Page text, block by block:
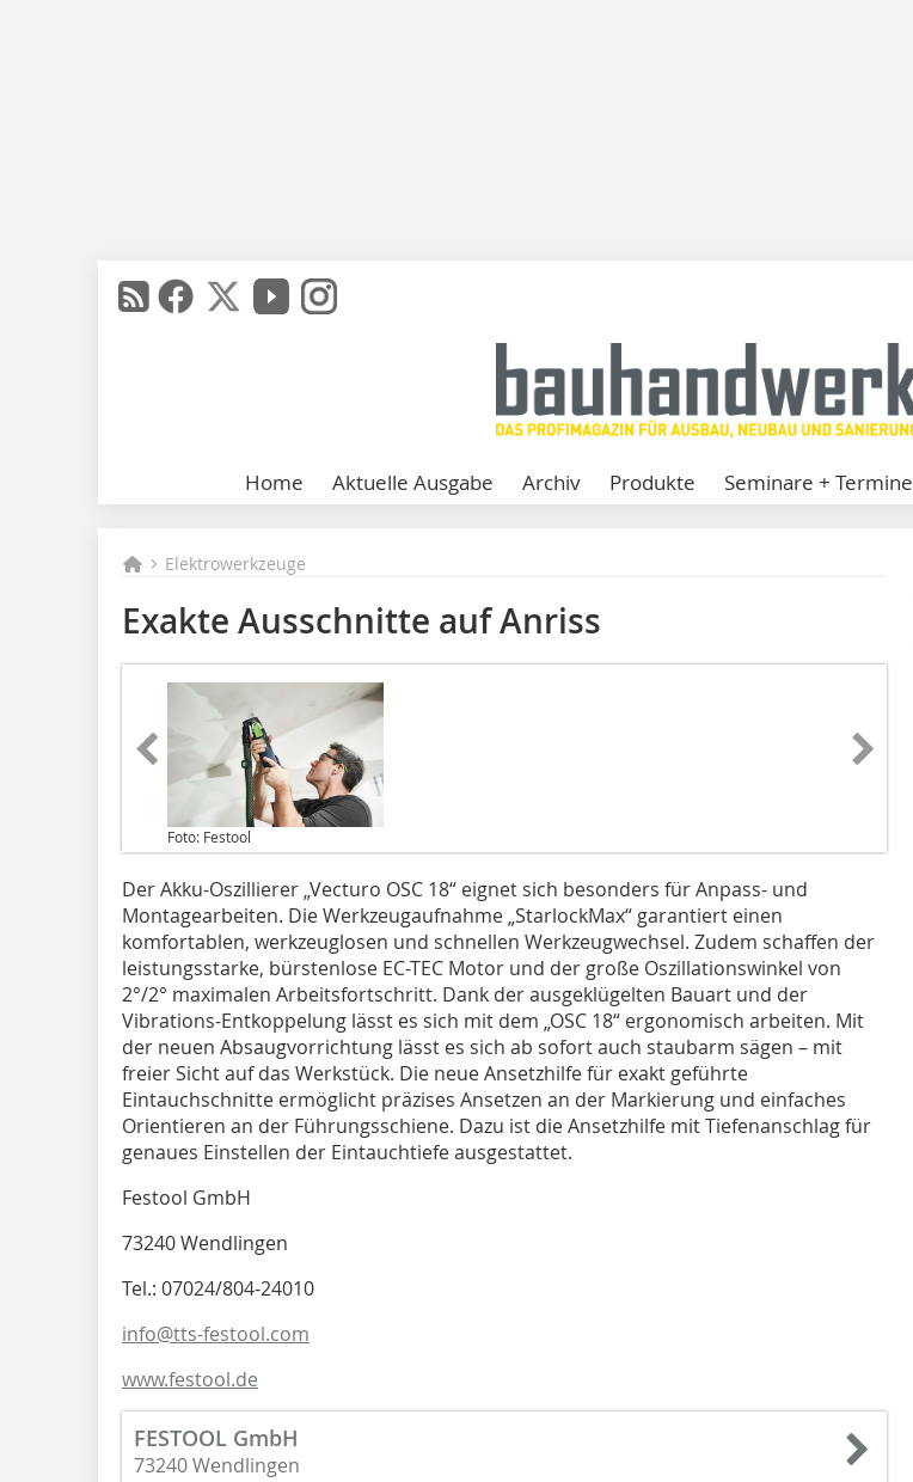
Home Aktuelle Ausgabe Archiv Produkte Seminare + Termine
Elektrowerkzeuge
Exakte Ausschnitte auf Anriss
Foto: Festool
Der Akku-Oszillierer „Vecturo OSC 18“ eignet sich besonders für Anpass- und
Montagearbeiten. Die Werkzeugaufnahme „StarlockMax“ garantiert einen
komfortablen, werkzeuglosen und schnellen Werkzeugwechsel. Zudem schaffen der
leistungsstarke, bürstenlose EC-TEC Motor und der große Oszillationswinkel von
2°/2° maximalen Arbeitsfortschritt. Dank der ausgeklügelten Bauart und der
Vibrations-Entkoppelung lässt es sich mit dem „OSC 18“ ergonomisch arbeiten. Mit
der neuen Absaugvorrichtung lässt es sich ab sofort auch staubarm sägen – mit
freier Sicht auf das Werkstück. Die neue Ansetzhilfe für exakt geführte
Eintauchschnitte ermöglicht präzises Ansetzen an der Markierung und einfaches
Orientieren an der Führungsschiene. Dazu ist die Ansetzhilfe mit Tiefenanschlag für
genaues Einstellen der Eintauchtiefe ausgestattet.
Festool GmbH
73240 Wendlingen
Tel.: 07024/804-24010
info@tts-festool.com
www.festool.de
FESTOOL GmbH
73240 Wendlingen